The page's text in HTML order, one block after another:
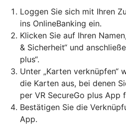
Loggen Sie sich mit Ihren
ins OnlineBanking ein.
Klicken Sie auf Ihren
& Sicherheit“ und
plus“.
Unter „Karten verknüpfen“
die Karten aus, bei denen
per VR SecureGo plus App
Bestätigen Sie die
App.